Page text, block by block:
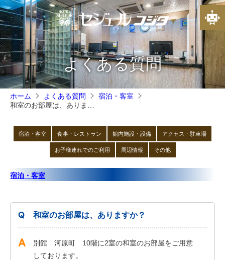
よくある質問
ホーム よくある質問
宿泊・客室
和室のお部屋は、ありますか？
宿泊・客室 食事・レストラン 館内施設・設備 アクセス・駐車場
お子様連れでのご利用 周辺情報 その他
宿泊・客室
和室のお部屋は、ありますか？
別館 河原町 10階に2室の和室のお部屋をご用意
しております。